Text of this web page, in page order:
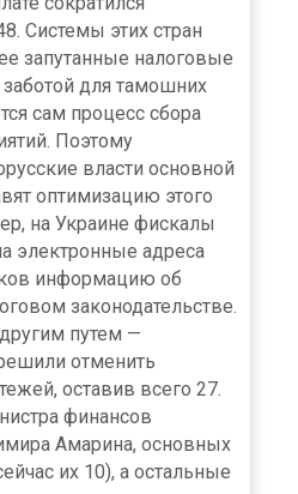
Системы этих стран
запутанные налоговые
заботой для тамошних
сам процесс сбора
Поэтому
власти основной
оптимизацию этого
на Украине фискалы
электронные адреса
информацию об
законодательстве.
путем —
отменить
оставив всего 27.
финансов
Амарина, основных
их 10), а остальные